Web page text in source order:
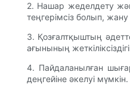
2. Нашар жеделдету
теңгерімсіз болып, жану
3. Қозғалтқыштың
ағынының
4. Пайдаланылған
деңгейіне әкелуі